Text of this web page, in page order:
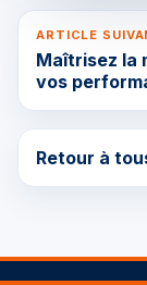
ARTICLE
Maîtrisez la
vos
Retour à